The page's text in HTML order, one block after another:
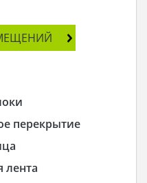
перекрытие
лента